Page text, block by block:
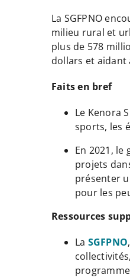
La SGFPNO
milieu rural et
plus de 578
dollars et aidant
Faits en bref
Le Kenora
sports, les
En 2021, le
projets
présenter
pour les
Ressources
La SGFPNO